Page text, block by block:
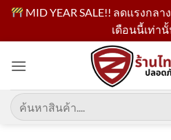
MID YEAR SALE!! ลดแรงกล
เดือนนี้เท่า
เนื้อหา
ค้นหา: